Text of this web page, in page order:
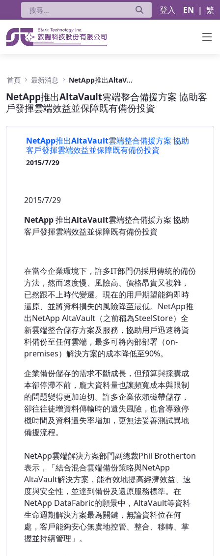
登入 EN | 繁
首頁 最新消息 NetApp推出AltaVault雲端整合備援方案 協助客戶發揮雲端效益並保障既有備份投資
NetApp推出AltaVault雲端整合備援方案 協助客
戶發揮雲端效益並保障既有備份投資
NetApp推出AltaVault雲端整合備援方案 協助
客戶發揮雲端效益並保障既有備份投資
2015/7/29
2015/7/29
NetApp推出AltaVault雲端整合備援方案 協助
客戶發揮雲端效益並保障既有備份投資
在當今企業環境下，許多IT部門仍採用傳統的備份
方法，然而速度慢、風險高、價格昂貴又複雜，
已然跟不上時代變遷。現在的用戶期望能夠即時
還原、並將資料損失的風險降至最低。NetApp推
出NetApp AltaVault（之前稱為SteelStore）全
新雲端整合儲存方案及服務，協助用戶迅速將資
料備份至任何雲端，最多可將內部部署（on-
premises）解決方案的成本降低至90%。
企業備份儲存的需求不斷成長，但預算與採購成
本卻停滯不前，龐大資料量也讓頻寬成本與限制
的問題變得更加迫切。許多企業依賴磁帶儲存，
卻往往徒增資料傳輸時的遺失風險，也會導致停
機時間及資料遺失率增加，更無法妥善測試異地
備援流程。
NetApp雲端解決方案部門副總裁Phil Brotherton
表示，「結合混合雲端備份策略與NetApp
AltaVault解決方案，能有效地提高經濟效益、速
度與安全性，並達到備份及還原服務標準。在
NetApp DataFabric的願景中，AltaVault等資料
生命週期解決方案最為關鍵，無論資料位在何
處，客戶能夠安心無虞地控管、整合、移轉、掌
握並持續管理」。